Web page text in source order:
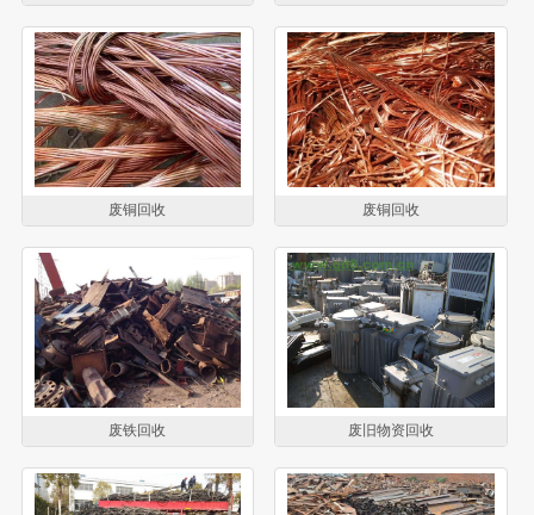
废铜回收 废铜回收
废铁回收 废旧物资回收